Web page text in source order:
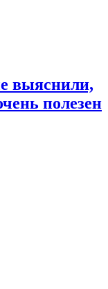
выяснили,
полезен